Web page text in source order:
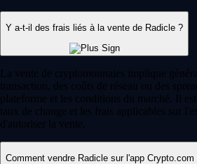
Y a-t-il des frais liés à la vente de Radicle ?
La vente de cryptomonnaies implique
transaction, des coûts de réseau ou des
plateforme et les conditions du marché. Il
taux de change et les frais applicables sur
d'autoriser la vente.
Comment vendre Radicle sur l'app Crypto.com